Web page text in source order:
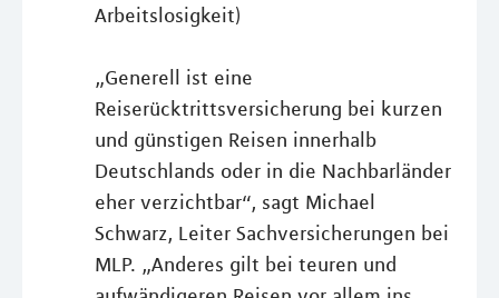
Arbeitslosigkeit)
„Generell ist eine
Reiserücktrittsversicherung bei kurzen
und günstigen Reisen innerhalb
Deutschlands oder in die Nachbarländer
eher verzichtbar“, sagt Michael
Schwarz, Leiter Sachversicherungen bei
MLP. „Anderes gilt bei teuren und